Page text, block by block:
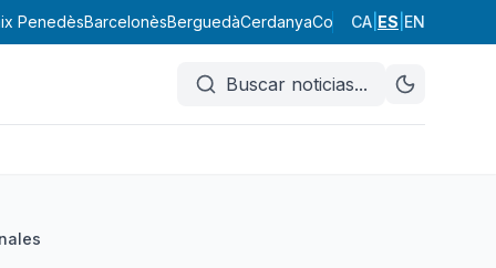
PenedèsBarcelonèsBerguedàCerdanyaConca de Barberà
CA ES EN
Buscar noticias...